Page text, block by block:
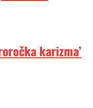
karizma’